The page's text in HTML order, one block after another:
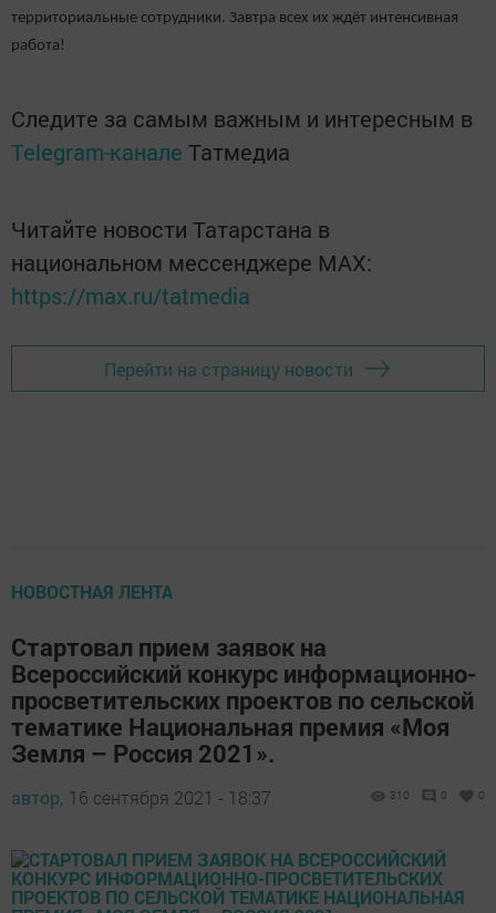
территориальные сотрудники. Завтра всех их ждёт интенсивная
работа!
Следите за самым важным и интересным в
Telegram-канале Татмедиа
Читайте новости Татарстана в
национальном мессенджере MАХ:
https://max.ru/tatmedia
Перейти на страницу новости
НОВОСТНАЯ ЛЕНТА
Стартовал прием заявок на
Всероссийский конкурс информационно-
просветительских проектов по сельской
тематике Национальная премия «Моя
Земля – Россия 2021».
автор, 16 сентября 2021 - 18:37 310 0 0